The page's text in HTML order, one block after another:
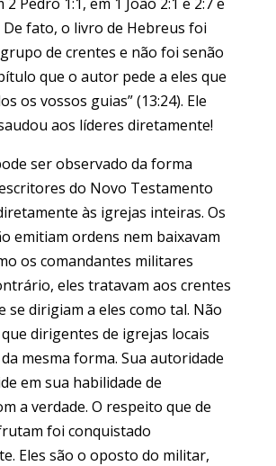
De fato, o livro de Hebreus foi
de crentes e não foi senão
que o autor pede a eles que
os vossos guias” (13:24). Ele
aos líderes diretamente!
ser observado da forma
do Novo Testamento
às igrejas inteiras. Os
emitiam ordens nem baixavam
os comandantes militares
eles tratavam aos crentes
se dirigiam a eles como tal. Não
dirigentes de igrejas locais
mesma forma. Sua autoridade
em sua habilidade de
a verdade. O respeito que de
foi conquistado
Eles são o oposto do militar,